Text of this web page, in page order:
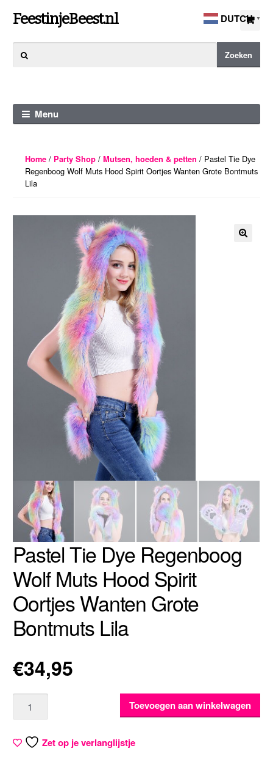
Ga
naar
navigatie
Ga
naar
de
FeestinjeBeest.nl
naar:
Zoeken
Menu
Home/ Party Shop/ Mutsen, hoeden & petten / Pastel Tie Dye
Regenboog Wolf Muts Hood Spirit Oortjes Wanten Grote Bontmuts
Lila
Pastel Tie Dye Regenboog
Wolf Muts Hood Spirit
Oortjes Wanten Grote
Bontmuts Lila
€34,95
Toevoegen aan winkelwagen
Zet op je verlanglijstje
DUTCH ▼